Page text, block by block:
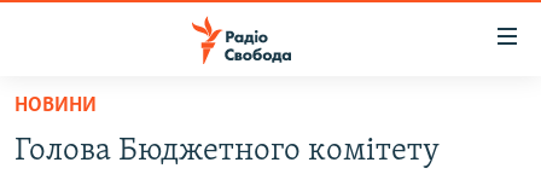
Перейти
основного
НОВИНИ
Голова Бюджетного комітету